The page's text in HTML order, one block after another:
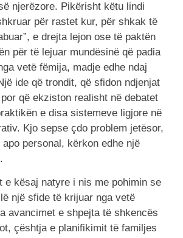
njerëzore. Pikërisht këtu lindi
për rastet kur, për shkak të
e drejta lejon ose të paktën
për të lejuar mundësinë që padia
vetë fëmija, madje edhe ndaj
ide që trondit, që sfidon ndjenjat
që ekziston realisht në debatet
e disa sistemeve ligjore në
Kjo sepse çdo problem jetësor,
personal, kërkon edhe një
e kësaj natyre i nis me pohimin se
një sfide të krijuar nga vetë
avancimet e shpejta të shkencës
çështja e planifikimit të familjes